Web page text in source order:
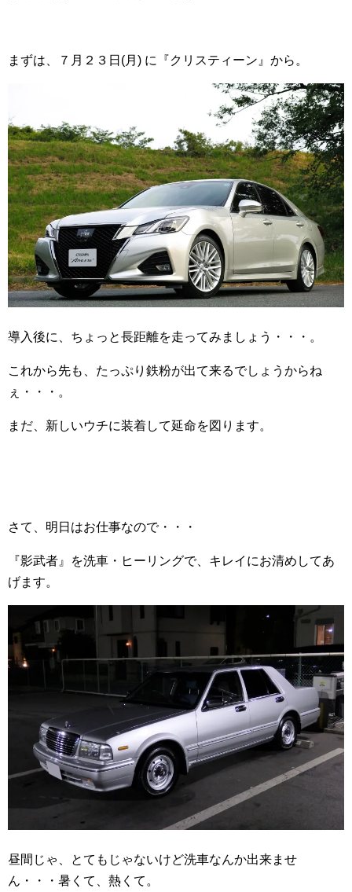
まずは、７月２３日(月) に『クリスティーン』から。
導入後に、ちょっと長距離を走ってみましょう・・・。
これから先も、たっぷり鉄粉が出て来るでしょうからね
ぇ・・・。
まだ、新しいウチに装着して延命を図ります。
さて、明日はお仕事なので・・・
『影武者』を洗車・ヒーリングで、キレイにお清めしてあ
げます。
昼間じゃ、とてもじゃないけど洗車なんか出来ませ
ん・・・暑くて、熱くて。